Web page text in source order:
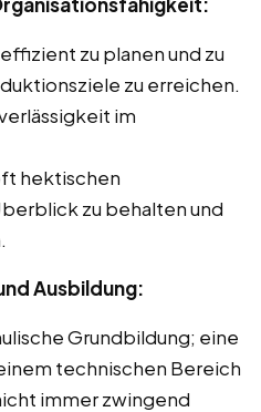
zu planen und zu
zu erreichen.
im
hektischen
zu behalten und
Ausbildung:
Grundbildung; eine
technischen Bereich
immer zwingend